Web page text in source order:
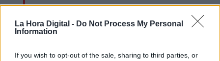
La Hora Digital - Do Not Process My Personal
Information
If you wish to opt-out of the sale, sharing to third parties, or